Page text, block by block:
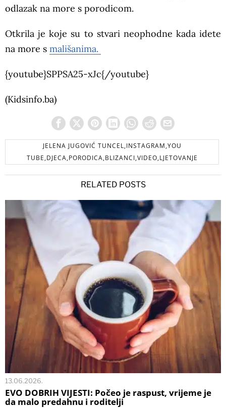
odlazak na more s porodicom.
Otkrila je koje su to stvari neophodne kada idete
na more s mališanima.
{youtube}SPPSA25-xJc{/youtube}
(Kidsinfo.ba)
JELENA JUGOVIĆ TUNCEL,INSTAGRAM,YOU
TUBE,DJECA,PORODICA,BLIZANCI,VIDEO,LJETOVANJE
RELATED POSTS
13.06.2026.
EVO DOBRIH VIJESTI: Počeo je raspust, vrijeme je
da malo predahnu i roditelji